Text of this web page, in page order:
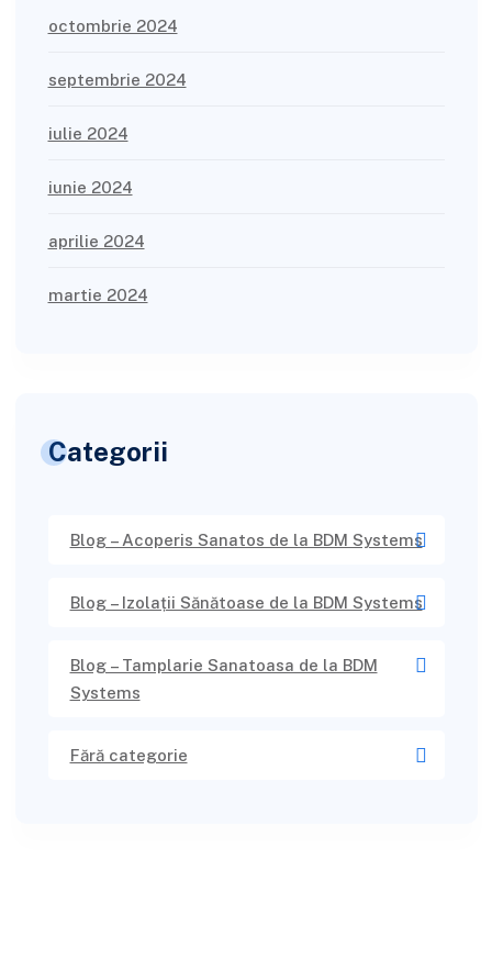
octombrie 2024
septembrie 2024
iulie 2024
iunie 2024
aprilie 2024
martie 2024
Categorii
Blog – Acoperis Sanatos de la BDM Systems
Blog – Izolații Sănătoase de la BDM Systems
Blog – Tamplarie Sanatoasa de la BDM
Systems
Fără categorie